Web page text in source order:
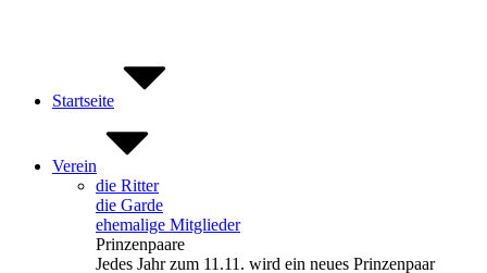
Startseite
Verein
die Ritter
die Garde
ehemalige Mitglieder
Prinzenpaare
Jedes Jahr zum 11.11. wird ein neues Prinzenpaar